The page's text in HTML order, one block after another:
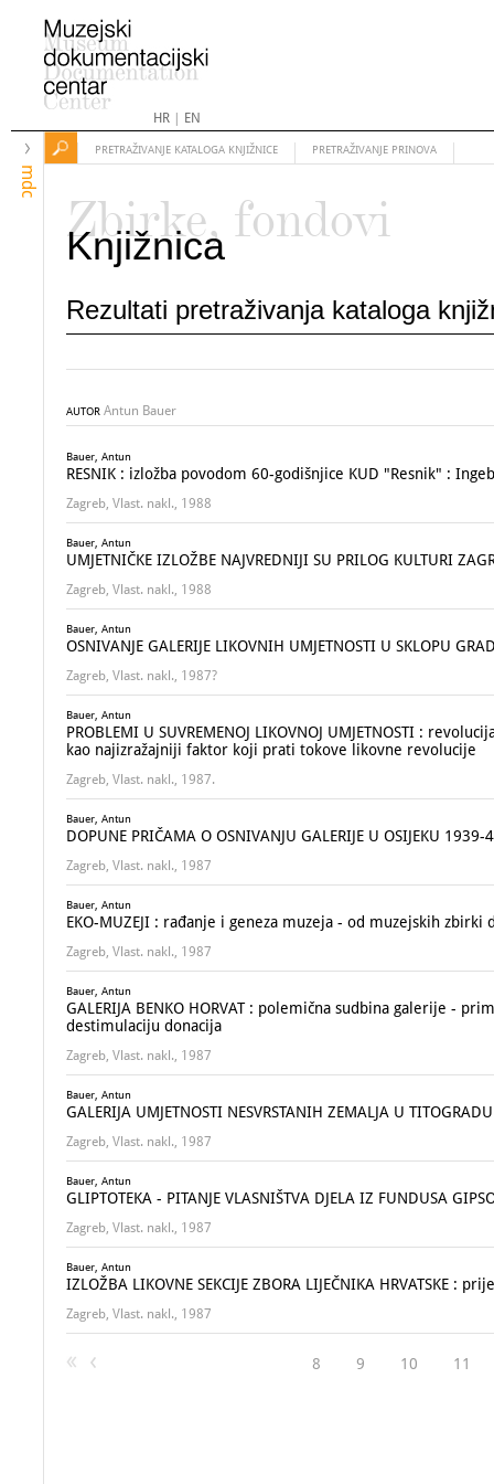
HR| EN
mdc
PRETRAŽIVANJE KATALOGA KNJIŽNICE PRETRAŽIVANJE PRINOVA
Zbirke, fondovi
Knjižnica
Rezultati pretraživanja kataloga
AUTOR Antun Bauer
Bauer, Antun
RESNIK : izložba povodom 60-godišnjice KUD "Resnik" :
Zagreb, Vlast. nakl., 1988
Bauer, Antun
UMJETNIČKE IZLOŽBE NAJVREDNIJI SU PRILOG KULTURI
Zagreb, Vlast. nakl., 1988
Bauer, Antun
OSNIVANJE GALERIJE LIKOVNIH UMJETNOSTI U SKLOPU
Zagreb, Vlast. nakl., 1987?
Bauer, Antun
PROBLEMI U SUVREMENOJ LIKOVNOJ UMJETNOSTI :
kao najizražajniji faktor koji prati tokove likovne revolucije
Zagreb, Vlast. nakl., 1987.
Bauer, Antun
DOPUNE PRIČAMA O OSNIVANJU GALERIJE U OSIJEKU 1939-
Zagreb, Vlast. nakl., 1987
Bauer, Antun
EKO-MUZEJI : rađanje i geneza muzeja - od muzejskih
Zagreb, Vlast. nakl., 1987
Bauer, Antun
GALERIJA BENKO HORVAT : polemična sudbina galerije -
destimulaciju donacija
Zagreb, Vlast. nakl., 1987
Bauer, Antun
GALERIJA UMJETNOSTI NESVRSTANIH ZEMALJA U
Zagreb, Vlast. nakl., 1987
Bauer, Antun
GLIPTOTEKA - PITANJE VLASNIŠTVA DJELA IZ FUNDUSA
Zagreb, Vlast. nakl., 1987
Bauer, Antun
IZLOŽBA LIKOVNE SEKCIJE ZBORA LIJEČNIKA
Zagreb, Vlast. nakl., 1987
8 9 10 11